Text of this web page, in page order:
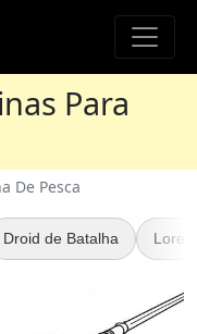
Para
De Pesca
Droid de Batalha Lore